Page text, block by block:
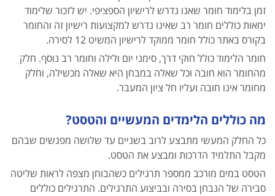
זמן בלימוד חומר שאנו נדרש לרישיון הספציפי. יש לזכור שלימוד
ימאות כוללים חומר רב שאינו נדרש למקצועות רישיון זה והחומר
בקורס באתר כולל חומר ממוקד לרישיון המשיט 12 לסירה.
חומר הלימוד כולל חוקי דרך, סימני יום ולילה וחומר רב נוסף. חלק
מהחומר הוא חובה וכל שאלה במבחן היא שאלה מכשילה, וחלק
מחומר אינו חובה ועליו חל ציון המעבר.
מה כוללים הלימדים המעשיים והטסט?
כל החלק המעשי מתבצע לרוב בשניים עד שלושה מפגשים שבהם
מקבל התלמיד הדרכות ומבצע את הטסט.
הטסט במים מורכב ממספר תרגילים כשהבוחן מצפה לראות שליטה
סבירה של הנבחן בסירה ובביצוע התרגילים. התרגילים כוללים